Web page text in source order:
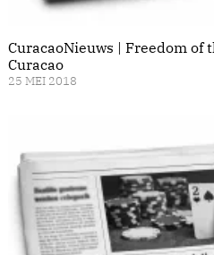
CuracaoNieuws | Freedom of
Curacao
25 MEI 2018